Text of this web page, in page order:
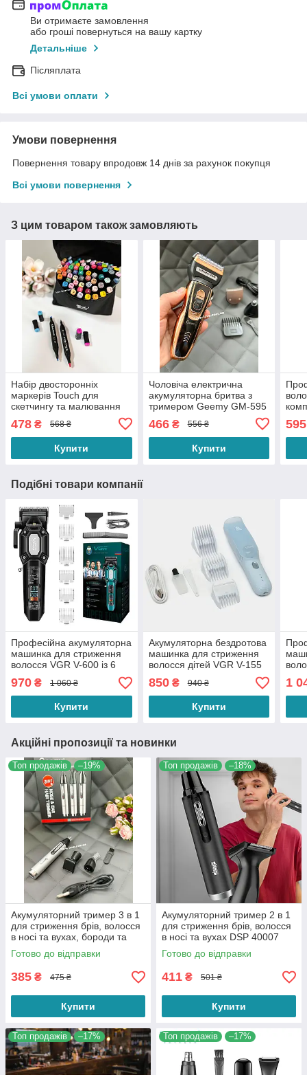
Ви отримаєте замовлення
або гроші повернуться на вашу картку
Детальніше
Післяплата
Всі умови оплати
Умови повернення
Повернення товару впродовж 14 днів за рахунок покупця
Всі умови повернення
З цим товаром також замовляють
Набір двосторонніх
маркерів Touch для
скетчингу та малювання
основі
478 ₴ 568 ₴
Купити
Чоловіча електрична
акумуляторна бритва з
тримером Geemy GM-595
для бороди носа та вух 3
в 1
466₴ 556 ₴
Купити
із
595
Подібні товари компанії
Професійна акумуляторна
машинка для стриження
волосся VGR V-600 із 6
змінними насадками 1,5-
13 мм Чорна
970 ₴ 1 060 ₴
Купити
Акумуляторна бездротова
машинка для стриження
волосся дітей VGR V-155
безшумна з 3 насадками
Синя
850₴ 940 ₴
Купити
1
Акційні пропозиції та новинки
Топ продажів –19%
Акумуляторний тример 3 в 1
для стриження брів, волосся
в носі та вухах, бороди та
вусів Geemy GM-3107
Готово до відправки
385 ₴ 475 ₴
Купити
Топ продажів –18%
Акумуляторний тример 2 в 1
для стриження брів, волосся
в носі та вухах DSP 40007
Black
Готово до відправки
411 ₴ 501 ₴
Купити
Топ продажів –17% Топ продажів –17%